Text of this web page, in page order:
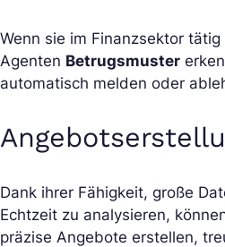
Wenn sie im Finanzsektor
Agenten Betrugsmuster
automatisch melden oder
Dank ihrer Fähigkeit, große
Echtzeit zu analysieren,
präzise Angebote erstellen,